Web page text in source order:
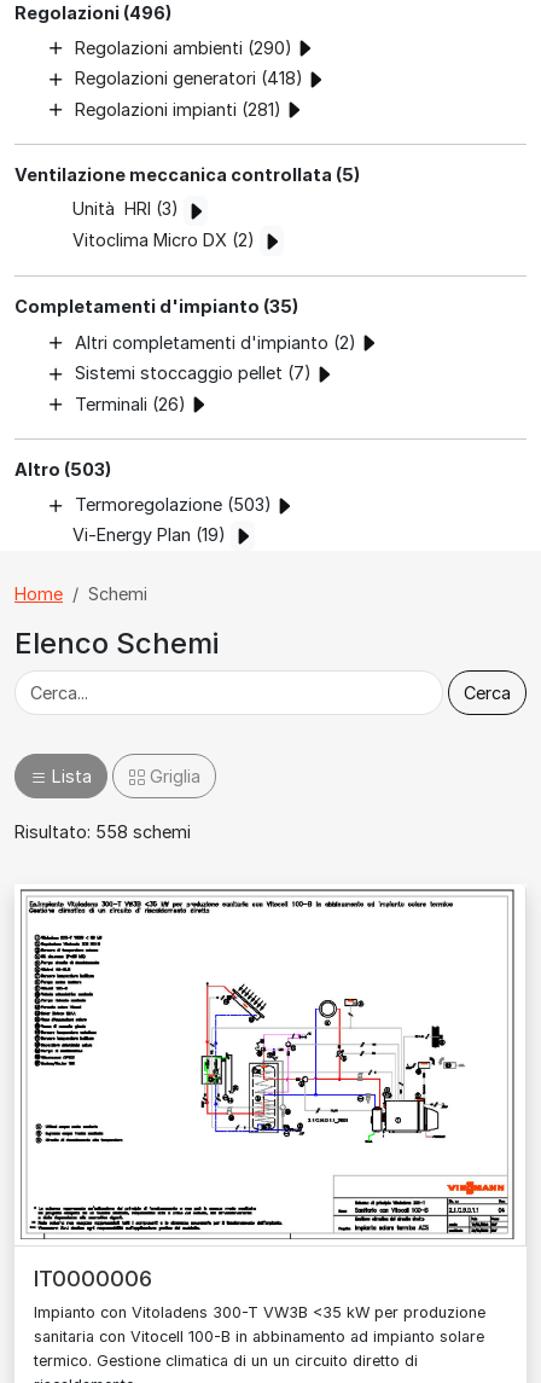
Regolazioni (496)
Regolazioni ambienti (290)
Regolazioni generatori (418)
Regolazioni impianti (281)
Ventilazione meccanica controllata (5)
Unità HRI (3)
Vitoclima Micro DX (2)
Completamenti d'impianto (35)
Altri completamenti d'impianto (2)
Sistemi stoccaggio pellet (7)
Terminali (26)
Altro (503)
Termoregolazione (503)
Vi-Energy Plan (19)
Home Schemi
Elenco Schemi
Cerca
Lista Griglia
Risultato: 558 schemi
IT0000006
Impianto con Vitoladens 300-T VW3B <35 kW per produzione
sanitaria con Vitocell 100-B in abbinamento ad impianto solare
termico. Gestione climatica di un un circuito diretto di